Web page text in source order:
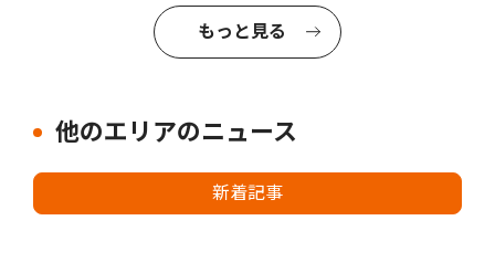
もっと見る
他のエリアのニュース
新着記事